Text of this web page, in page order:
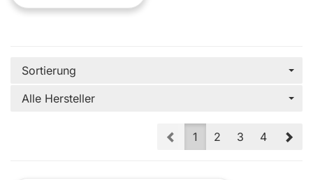
Sortierung
Alle Hersteller
Prev
1 2 3 4